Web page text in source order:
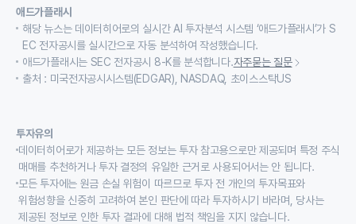
애드가플래시
해당 뉴스는 데이터히어로의 실시간 AI 투자분석 시스템 ‘애드가플래시’가 S
EC 전자공시를 실시간으로 자동 분석하여 작성했습니다.
애드가플래시는 SEC 전자공시 8-K를 분석합니다.자주묻는 질문
출처 : 미국전자공시시스템(EDGAR), NASDAQ, 초이스스탁US
투자유의
데이터히어로가 제공하는 모든 정보는 투자 참고용으로만 제공되며 특정 주식
매매를 추천하거나 투자 결정의 유일한 근거로 사용되어서는 안 됩니다.
모든 투자에는 원금 손실 위험이 따르므로 투자 전 개인의 투자목표와
위험성향을 신중히 고려하여 본인 판단에 따라 투자하시기 바라며, 당사는
제공된 정보로 인한 투자 결과에 대해 법적 책임을 지지 않습니다.